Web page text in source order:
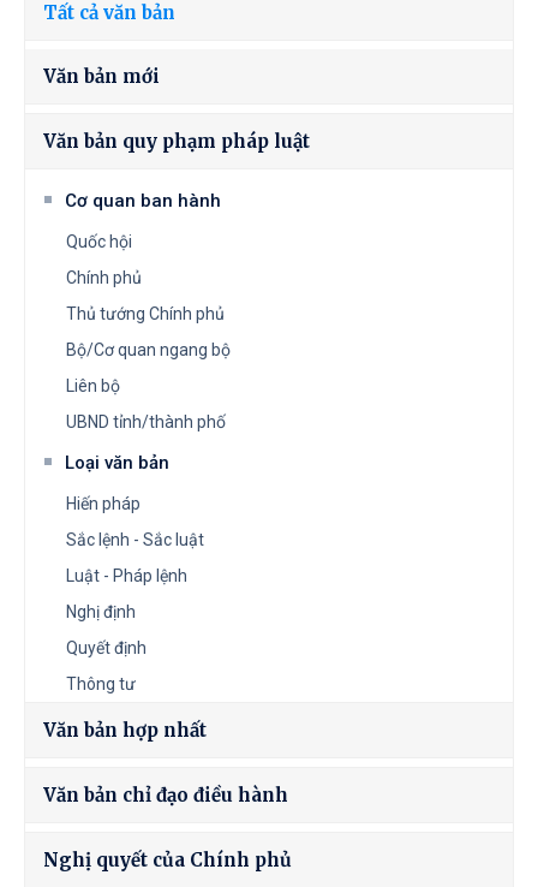
Tất cả văn bản
Văn bản mới
Văn bản quy phạm pháp luật
Cơ quan ban hành
Quốc hội
Chính phủ
Thủ tướng Chính phủ
Bộ/Cơ quan ngang bộ
Liên bộ
UBND tỉnh/thành phố
Loại văn bản
Hiến pháp
Sắc lệnh - Sắc luật
Luật - Pháp lệnh
Nghị định
Quyết định
Thông tư
Văn bản hợp nhất
Văn bản chỉ đạo điều hành
Nghị quyết của Chính phủ